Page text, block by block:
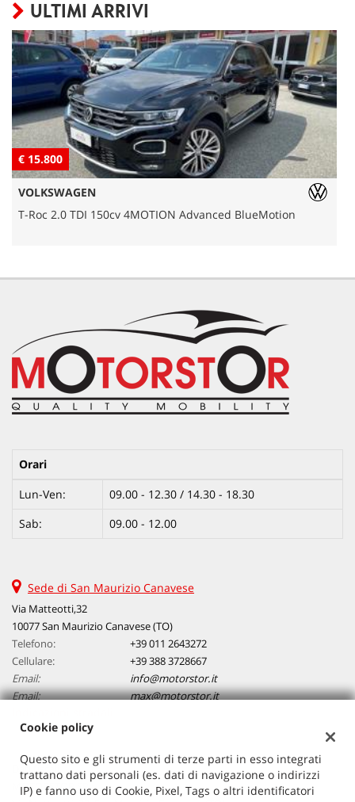
ULTIMI ARRIVI
€ 15.800
VOLKSWAGEN
T-Roc 2.0 TDI 150cv 4MOTION Advanced BlueMotion
Orari
Lun-Ven:
09.00 - 12.30 / 14.30 - 18.30
Sab:
09.00 - 12.00
Sede di San Maurizio Canavese
Via Matteotti,32
10077 San Maurizio Canavese (TO)
Telefono:
+39 011 2643272
Cellulare:
+39 388 3728667
Email:
info@motorstor.it
Email:
max@motorstor.it
Dati fiscali:
MOTORSTOR SRL
Cookie policy
Questo sito e gli strumenti di terze parti in esso integrati
trattano dati personali (es. dati di navigazione o indirizzi
IP) e fanno uso di Cookie, Pixel, Tags o altri identificatori